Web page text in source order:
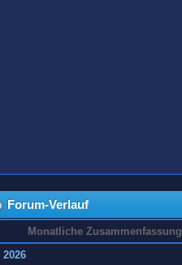
Forum-Verlauf
Monatliche Zusammenfassung
2026